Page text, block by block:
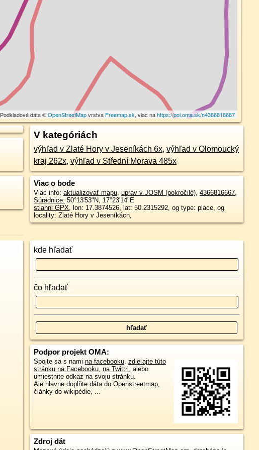
Podkladové dáta ©OpenStreetMapvrstva Freemap.sk, viac nahttps://poi.oma.sk/n4366816667
V kategóriách
výhľad v Zlaté Hory v Jeseníkách 6x, výhľad v Olomoucký
kraj 262x, výhľad v Střední Morava 485x
Viac o bode
Viac info: aktualizovať mapu, uprav v JOSM (pokročilé), 4366816667,
Súradnice: 50°13'53"N, 17°23'14"E
stiahni GPX, lon: 17.3874526, lat: 50.2315292, og type: place, og
locality: Zlaté Hory v Jeseníkách,
kde hľadať
čo hľadať
Podpor projekt OMA:
Spojte sa s nami na facebooku, zdieľajte túto
stránku na Facebooku, na Twittri, alebo
umiestnite odkaz na svoju stránku.
Ale hlavne doplňte dáta do Openstreetmap,
články do wikipédie, ...
Zdroj dát